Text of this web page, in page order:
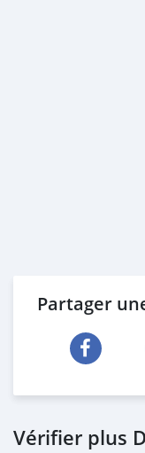
Partager
Vérifier plus